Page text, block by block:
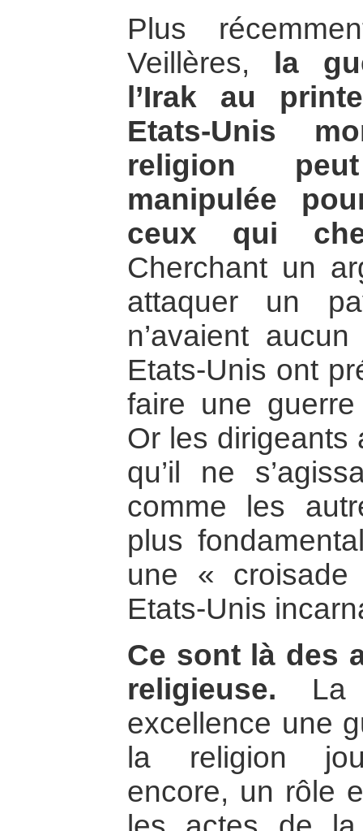
Plus
Veillères,
la
l’Irak au
Etats-Unis
religion
manipulée
ceux qui
Cherchant un
attaquer un
n’avaient
Etats-Unis ont
faire une
Or les dirigeants
qu’il ne
comme les
plus
une «
Etats-Unis
Ce sont là des
religieuse. La
excellence une
la religion
encore, un rôle